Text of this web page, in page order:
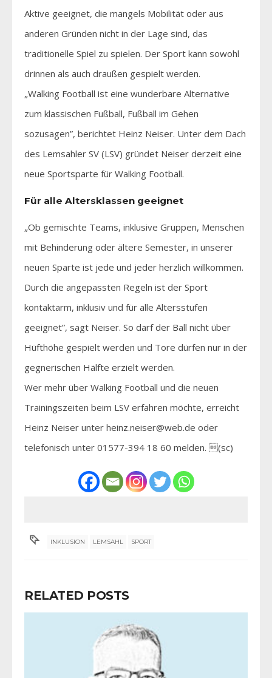
Aktive geeignet, die mangels Mobilität oder aus
anderen Gründen nicht in der Lage sind, das
traditionelle Spiel zu spielen. Der Sport kann sowohl
drinnen als auch draußen gespielt werden.
„Walking Football ist eine wunderbare Alternative
zum klassischen Fußball, Fußball im Gehen
sozusagen”, berichtet Heinz Neiser. Unter dem Dach
des Lemsahler SV (LSV) gründet Neiser derzeit eine
neue Sportsparte für Walking Football.
Für alle Altersklassen geeignet
„Ob gemischte Teams, inklusive Gruppen, Menschen
mit Behinderung oder ältere Semester, in unserer
neuen Sparte ist jede und jeder herzlich willkommen.
Durch die angepassten Regeln ist der Sport
kontaktarm, inklusiv und für alle Altersstufen
geeignet”, sagt Neiser. So darf der Ball nicht über
Hüfthöhe gespielt werden und Tore dürfen nur in der
gegnerischen Hälfte erzielt werden.
Wer mehr über Walking Football und die neuen
Trainingszeiten beim LSV erfahren möchte, erreicht
Heinz Neiser unter heinz.neiser@web.de oder
telefonisch unter 01577-394 18 60 melden. (sc)
INKLUSION LEMSAHL SPORT
RELATED POSTS